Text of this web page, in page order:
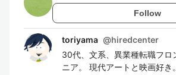
Follow
toriyama @hiredcenter
30代、文系、異業種転職フロ
ニア。 現代アートと映画好